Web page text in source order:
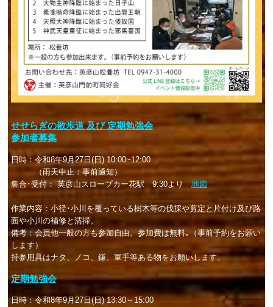
せせらぎの散歩道 及び 定期勉強会
参加者募集
日時：令和8年9月27日(日) 10:00~12:00
（雨天中止：事前通知）
集合･受付： 英彦山スロープカー花駅 9:30より地図
作業内容：小径･小川を覆っている樹木等の伐採や剪定と片付け及び路
面や小川の補修と清掃。
備考：会員他一般の方も参加自由。参加費は無料｡（事前予約をお願い
します）
持参用具はナタ、ノコ、鎌、軍手等ある物をお願いします。
定期勉強会
日時：令和8年9月27日(日) 13:30～15:00